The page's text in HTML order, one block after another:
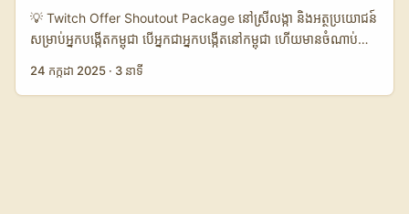
ថ្មីៗ: News18 រាយការណ៍ថា TikTok កំពុងជ្រើសនិយោជិតសម្រាប់សាខា
Gurgaon និងចាប់ផ្តើមសញ្ញាថា “comeback” នៅឥណ្ឌា
(News18.com) — ន័យថា pool creators អាចកើនឡើង និងសកម្ម
ភាពលើផ្លាតហ្វോមនឹងបន្តរីកចម្រើន (News18.com, Aug–Sep 2025).
ចំណុចនេះមានប្រយោជន៍សម្រាប់អ្នកស្វែងរក creators ដែលចង់បាន
💡 Twitch Offer Shoutout Package នៅស្រីលង្កា និងអត្ថប្រយោជន៍
សម្រាប់អ្នកបង្កើតកម្ពុជា បើអ្នកជាអ្នកបង្កើតនៅកម្ពុជា ហើយមានចំណាប់
គួរតែនឹកឃើញអំពី offer shoutout package ដែលកំពុងកើតឡើងនៅ
24 កក្កដា 2025 · 3 នាទី